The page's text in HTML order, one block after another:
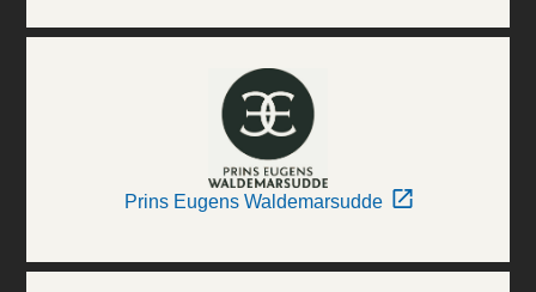
Prins Eugens Waldemarsudde